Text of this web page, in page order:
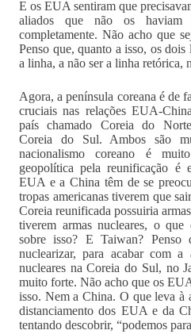
E os EUA sentiram que
aliados que não os haviam
completamente. Não acho que
Penso que, quanto a isso, os
a linha, a não ser a linha retórica,
Agora, a península coreana é de
cruciais nas relações EUA-
país chamado Coreia do
Coreia do Sul. Ambos são
nacionalismo coreano é
geopolítica pela reunificação é
EUA e a China têm de se
tropas americanas tiverem que
Coreia reunificada possuiria
tiverem armas nucleares, o que
sobre isso? E Taiwan? Penso
nuclearizar, para acabar com a
nucleares na Coreia do Sul, no
muito forte. Não acho que os
isso. Nem a China. O que leva à
distanciamento dos EUA e da
tentando descobrir, “podemos